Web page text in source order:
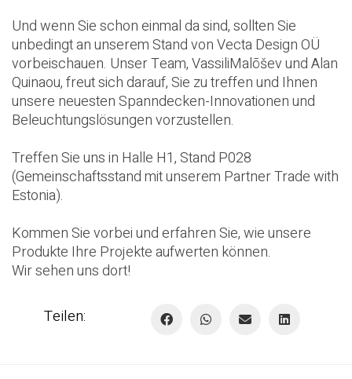
Und wenn Sie schon einmal da sind, sollten Sie
unbedingt an unserem Standvon Vecta Design OÜ
vorbeischauen. Unser Team,VassiliMalõševundAlan
Quinaou, freut sich darauf, Sie zu treffen und Ihnen
unsere neuesten Spanndecken-Innovationen und
Beleuchtungslösungen vorzustellen.
Treffen Sie uns in Halle H1, Stand P028
(Gemeinschaftsstand mit unserem PartnerTrade with
Estonia).
Kommen Sie vorbei und erfahren Sie, wie unsere
Produkte Ihre Projekte aufwerten können.
Wir sehen uns dort!
Teilen: